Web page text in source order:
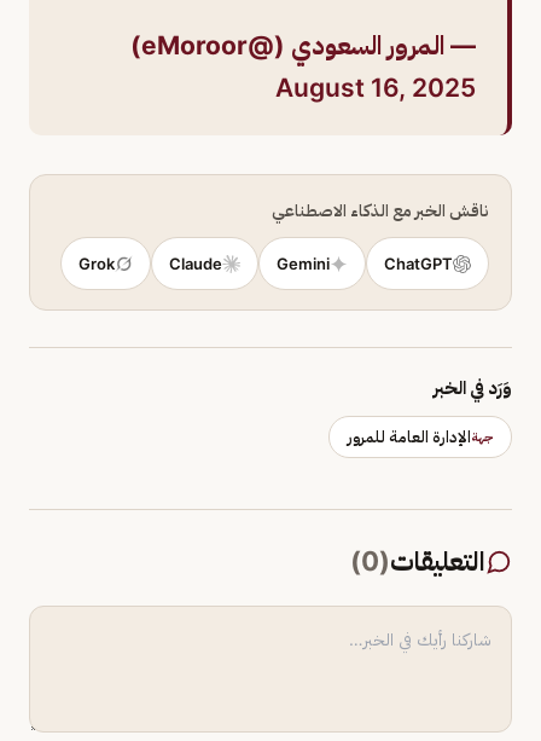
— المرور السعودي (@eMoroor)
August 16, 2025
ناقش الخبر مع الذكاء الاصطناعي
ChatGPT
Gemini
Claude
Grok
وَرَد في الخبر
جهةالإدارة العامة للمرور
التعليقات(
0
)